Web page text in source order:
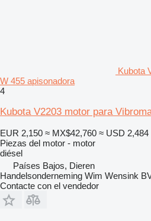
Kubota
W 455 apisonadora
4
Kubota V2203 motor para
EUR 2,150 ≈ MX$42,760 ≈ USD 2,484
Piezas del motor - motor
diésel
Países Bajos, Dieren
Handelsonderneming Wim Wensink
Contacte con el vendedor